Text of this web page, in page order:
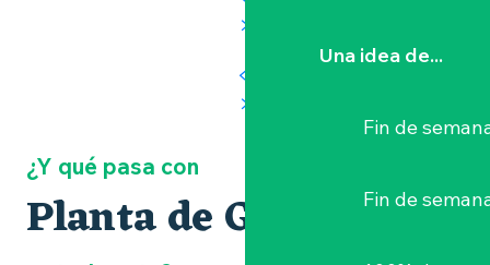
Una idea de...
Fin de
Fin de
¿Y qué pasa con
Planta de Gros